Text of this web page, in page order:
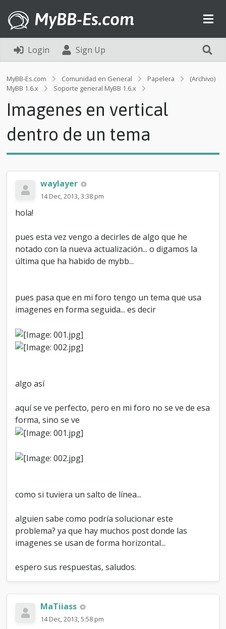
MyBB-Es.com
Login Sign Up
MyBB-Es.com Comunidad en General Papelera
(Archivo)
MyBB 1.6.x
Soporte general MyBB 1.6.x
a
g
s
n
a
l
r
o
Imagenes en vertical
dentro de un tema
waylayer
14 Dec, 2013, 3:38 pm
hola!
pues esta vez vengo a decirles de algo que he
notado con la nueva actualización... o digamos la
última que ha habido de mybb...
pues pasa que en mi foro tengo un tema que usa
imagenes en forma seguida... es decir
algo así
aquí se ve perfecto, pero en mi foro no se ve de esa
forma, sino se ve
como si tuviera un salto de línea...
alguien sabe como podría solucionar este
problema? ya que hay muchos post donde las
imagenes se usan de forma horizontal...
espero sus respuestas, saludos.
MaTiiass
14 Dec, 2013, 5:58 pm